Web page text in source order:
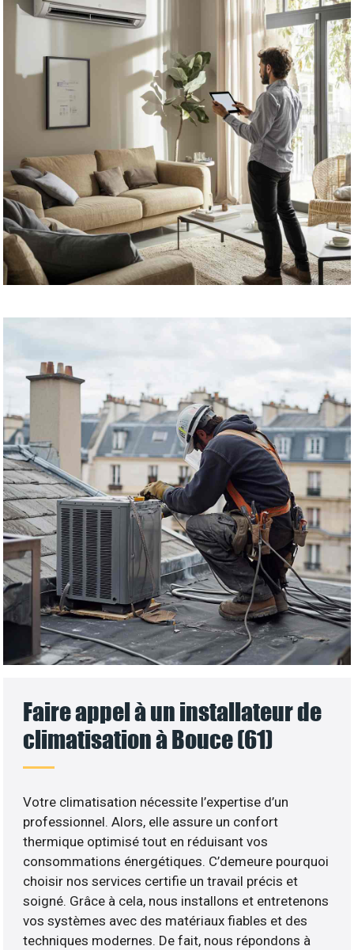
Faire appel à un installateur de
climatisation à Bouce (61)
Votre climatisation nécessite l’expertise d’un
professionnel. Alors, elle assure un confort
thermique optimisé tout en réduisant vos
consommations énergétiques. C’demeure pourquoi
choisir nos services certifie un travail précis et
soigné. Grâce à cela, nous installons et entretenons
vos systèmes avec des matériaux fiables et des
techniques modernes. De fait, nous répondons à